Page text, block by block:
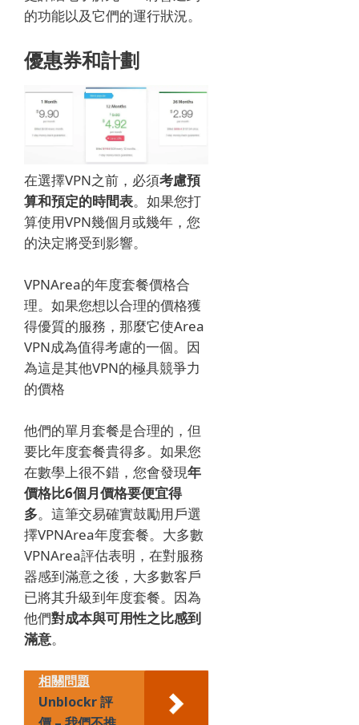
的功能以及它們的運行狀況。
優惠券和計劃
在選擇VPN之前，必須考慮預
算和預定的時間表。 如果您打
算使用VPN幾個月或幾年，您
的決定將受到影響。
VPNArea的年度套餐價格合
理。 如果您想以合理的價格獲
得優質的服務，那麼它使Area
VPN成為值得考慮的一個。 因
為這是其他VPN的極具競爭力
的價格
他們的單月套餐是合理的，但
要比年度套餐貴得多。 如果您
在數學上很不錯，您會發現年
價格比6個月價格要便宜得
多。 這筆交易確實鼓勵用戶選
擇VPNArea年度套餐。 大多數
VPNArea評估表明，在對服務
器感到滿意之後，大多數客戶
已將其升級到年度套餐。 因為
他們對成本與可用性之比感到
滿意。
相關問題
Unblockr 評